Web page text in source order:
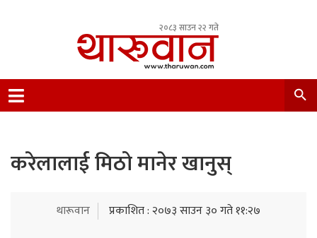
२०८३ साउन २२ गते
Nepal.
करेलालाई मिठो मानेर खानुस्
थारूवान प्रकाशित : २०७३ साउन ३० गते ११:२७